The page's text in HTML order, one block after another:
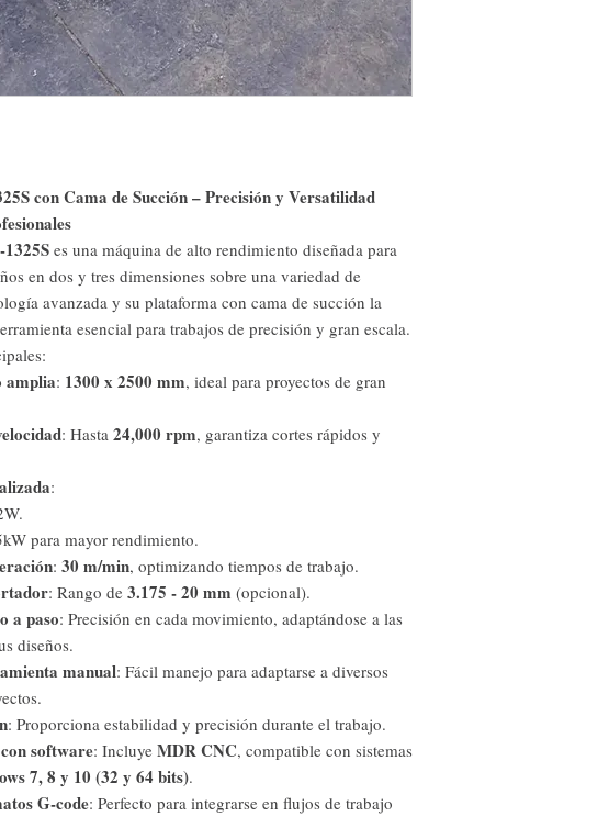
con Cama de Succión – Precisión y Versatilidad
es una máquina de alto rendimiento diseñada para
en dos y tres dimensiones sobre una variedad de
avanzada y su plataforma con cama de succión la
esencial para trabajos de precisión y gran escala.
amplia: 1300 x 2500 mm, ideal para proyectos de gran
: Hasta 24,000 rpm, garantiza cortes rápidos y
:
para mayor rendimiento.
: 30 m/min, optimizando tiempos de trabajo.
: Rango de 3.175 - 20 mm (opcional).
a paso: Precisión en cada movimiento, adaptándose a las
diseños.
manual: Fácil manejo para adaptarse a diversos
: Proporciona estabilidad y precisión durante el trabajo.
software: Incluye MDR CNC, compatible con sistemas
7, 8 y 10 (32 y 64 bits).
G-code: Perfecto para integrarse en flujos de trabajo